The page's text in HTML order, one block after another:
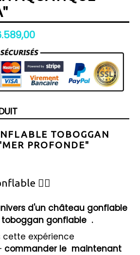
TOBOGGAN
PROFONDE"
🦸‍♀️
d'un château gonflable
gonflable .
cette expérience
commander le maintenant